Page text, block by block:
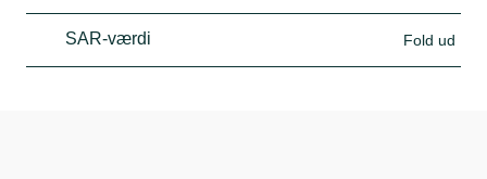
SAR-værdi Fold ud